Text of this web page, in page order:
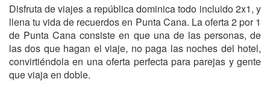
Disfruta de viajes a república dominica todo incluido 2x1, y
llena tu vida de recuerdos en Punta Cana. La oferta 2 por 1
de Punta Cana consiste en que una de las personas, de
las dos que hagan el viaje, no paga las noches del hotel,
convirtiéndola en una oferta perfecta para parejas y gente
que viaja en doble.